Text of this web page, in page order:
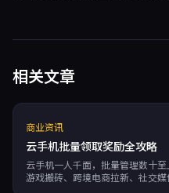
相关文章
商业资讯
云手机批量领取奖励全攻略
云手机一人千面，批量管理数十
游戏搬砖、跨境电商拉新、社交